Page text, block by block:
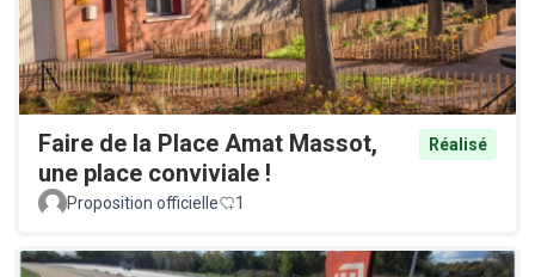
Faire de la Place Amat Massot,
une place conviviale !
Réalisé
Proposition officielle 1